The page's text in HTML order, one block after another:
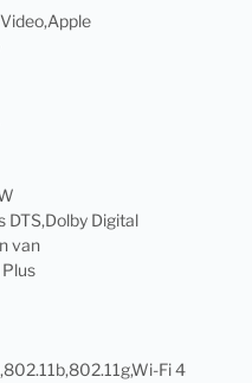
DTS,Dolby Digital
van
Plus
Fi 4